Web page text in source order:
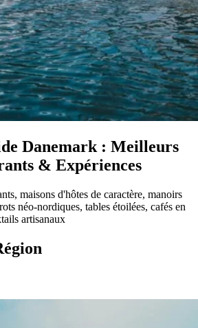
Danemark : Meilleurs
& Expériences
maisons d'hôtes de caractère, manoirs
néo-nordiques, tables étoilées, cafés en
artisanaux